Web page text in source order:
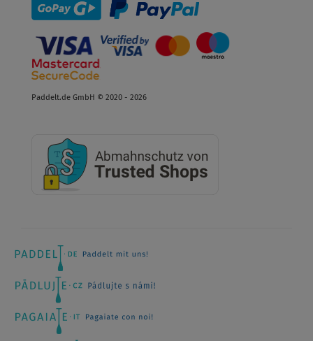
Paddelt.de GmbH © 2020 - 2026